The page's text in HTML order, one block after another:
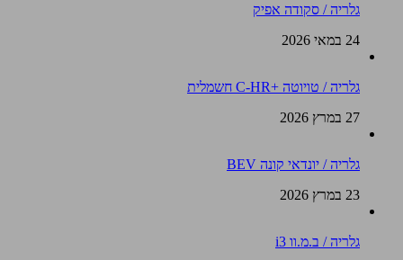
גלריה / סקודה אפיק
24 במאי 2026
גלריה / טויוטה +C-HR חשמלית
27 במרץ 2026
גלריה / יונדאי קונה BEV
23 במרץ 2026
גלריה / ב.מ.וו i3